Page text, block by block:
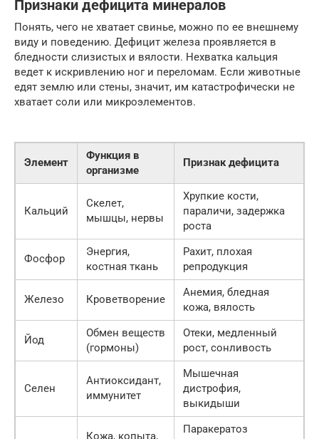
Признаки дефицита минералов
Понять, чего не хватает свинье, можно по ее внешнему
виду и поведению. Дефицит железа проявляется в
бледности слизистых и вялости. Нехватка кальция
ведет к искривлению ног и переломам. Если животные
едят землю или стены, значит, им катастрофически не
хватает соли или микроэлементов.
Элемент
Функция в
организме
Признак дефицита
Кальций
Скелет,
мышцы, нервы
Хрупкие кости,
параличи, задержка
роста
Фосфор
Энергия,
костная ткань
Рахит, плохая
репродукция
Железо Кроветворение
Анемия, бледная
кожа, вялость
Йод
Обмен веществ
(гормоны)
Отеки, медленный
рост, сонливость
Селен
Антиоксидант,
иммунитет
Мышечная
дистрофия,
выкидыши
Кожа, копыта,
Паракератоз